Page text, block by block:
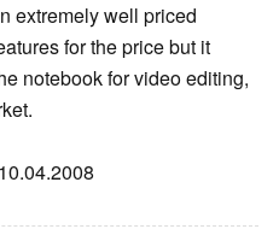
extremely well priced
for the price but it
notebook for video editing,